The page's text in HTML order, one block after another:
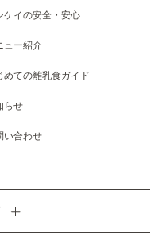
ケイの安全・安心
ュー紹介
めての離乳食ガイド
らせ
い合わせ